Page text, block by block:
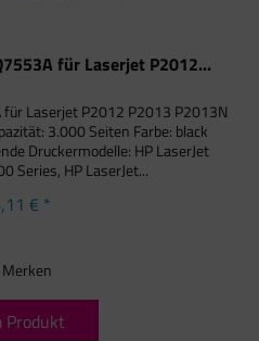
für Laserjet P2012...
für Laserjet P2012 P2013 P2013N
3.000 Seiten Farbe: black
Druckermodelle: HP LaserJet
Series, HP LaserJet...
€ *
Merken
Produkt